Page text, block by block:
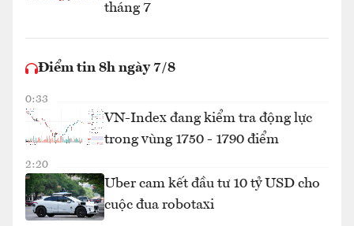
tháng 7
Điểm tin 8h ngày 7/8
0:33
VN-Index đang kiểm tra động lực
trong vùng 1750 - 1790 điểm
2:20
Uber cam kết đầu tư 10 tỷ USD cho
cuộc đua robotaxi